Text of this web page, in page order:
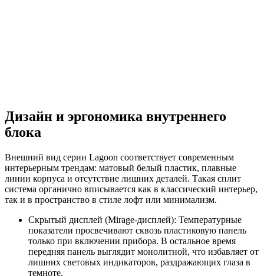
Дизайн и эргономика внутреннего
блока
Внешний вид серии Lagoon соответствует современным
интерьерным трендам: матовый белый пластик, плавные
линии корпуса и отсутствие лишних деталей. Такая сплит
система органично вписывается как в классический интерьер,
так и в пространство в стиле лофт или минимализм.
Скрытый дисплей (Mirage-дисплей): Температурные
показатели просвечивают сквозь пластиковую панель
только при включении прибора. В остальное время
передняя панель выглядит монолитной, что избавляет от
лишних световых индикаторов, раздражающих глаза в
темноте.